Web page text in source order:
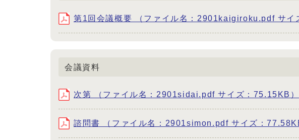
第1回会議概要 （ファイル名：2901kaigiroku.pdf サイ
会議資料
次第 （ファイル名：2901sidai.pdf サイズ：75.15KB）
諮問書 （ファイル名：2901simon.pdf サイズ：